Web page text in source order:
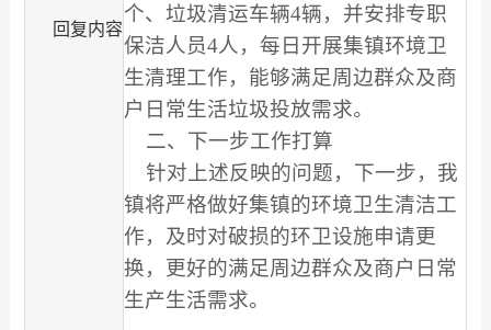
回复内容
个、垃圾清运车辆4辆，并安排专职
保洁人员4人，每日开展集镇环境卫
生清理工作，能够满足周边群众及商
户日常生活垃圾投放需求。
二、下一步工作打算
针对上述反映的问题，下一步，我
镇将严格做好集镇的环境卫生清洁工
作，及时对破损的环卫设施申请更
换，更好的满足周边群众及商户日常
生产生活需求。